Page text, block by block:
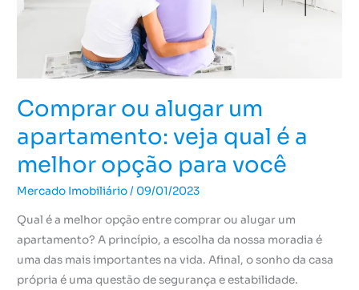
Comprar ou alugar um
apartamento: veja qual é a
melhor opção para você
Mercado Imobiliário/ 09/01/2023
Qual é a melhor opção entre comprar ou alugar um
apartamento? A princípio, a escolha da nossa moradia é
uma das mais importantes na vida. Afinal, o sonho da casa
própria é uma questão de segurança e estabilidade.
opção
para
você